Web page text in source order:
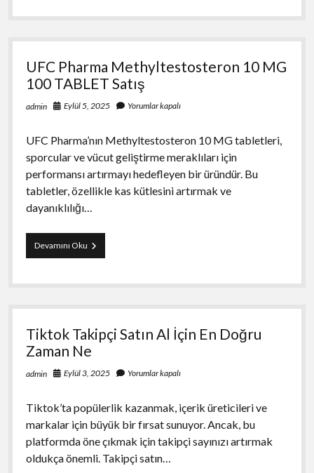
200
10
Fiyat
UFC Pharma Methyltestosteron 10 MG
100 TABLET Satış
admin Eylül 5, 2025 Yorumlar kapalı
UFC Pharma’nın Methyltestosteron 10 MG tabletleri,
sporcular ve vücut geliştirme meraklıları için
performansı artırmayı hedefleyen bir üründür. Bu
tabletler, özellikle kas kütlesini artırmak ve
dayanıklılığı…
Devamını OkuUFC
Pharma
10
100
Satış
Tiktok Takipçi Satın Al İçin En Doğru
Zaman Ne
admin Eylül 3, 2025 Yorumlar kapalı
Tiktok’ta popülerlik kazanmak, içerik üreticileri ve
markalar için büyük bir fırsat sunuyor. Ancak, bu
platformda öne çıkmak için takipçi sayınızı artırmak
oldukça önemli. Takipçi satın…